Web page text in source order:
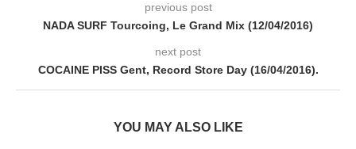
previous post
NADA SURF Tourcoing, Le Grand Mix (12/04/2016)
next post
COCAINE PISS Gent, Record Store Day (16/04/2016).
YOU MAY ALSO LIKE